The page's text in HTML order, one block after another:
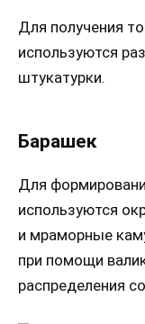
Для получения
используются
штукатурки.
Барашек
Для
используются
и мраморные
при помощи
распределения